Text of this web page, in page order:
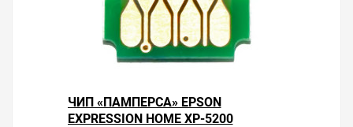
ЧИП «ПАМПЕРСА» EPSON
EXPRESSION HOME XP-5200